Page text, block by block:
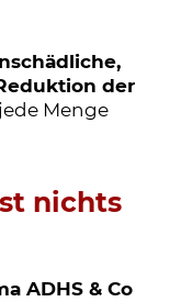
der
Menge
nichts
ADHS & Co